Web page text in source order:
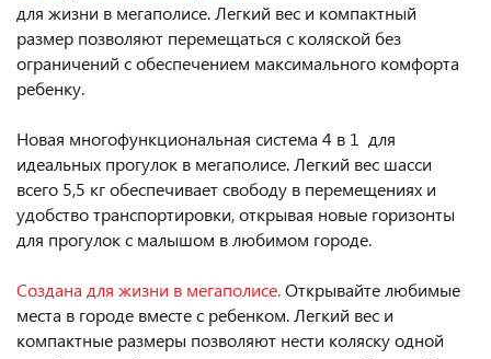
для жизни в мегаполисе. Легкий вес и компактный
размер позволяют перемещаться с коляской без
ограничений с обеспечением максимального комфорта
ребенку.
Новая многофункциональная система 4 в 1 для
идеальных прогулок в мегаполисе. Легкий вес шасси
всего 5,5 кг обеспечивает свободу в перемещениях и
удобство транспортировки, открывая новые горизонты
для прогулок с малышом в любимом городе.
Создана для жизни в мегаполисе.Открывайте любимые
места в городе вместе с ребенком. Легкий вес и
компактные размеры позволяют нести коляску одной